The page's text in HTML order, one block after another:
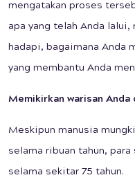
mengatakan proses
apa yang telah Anda lalui,
hadapi, bagaimana Anda
yang membantu Anda
Memikirkan warisan
Meskipun manusia
selama ribuan tahun,
selama sekitar 75 tahun.